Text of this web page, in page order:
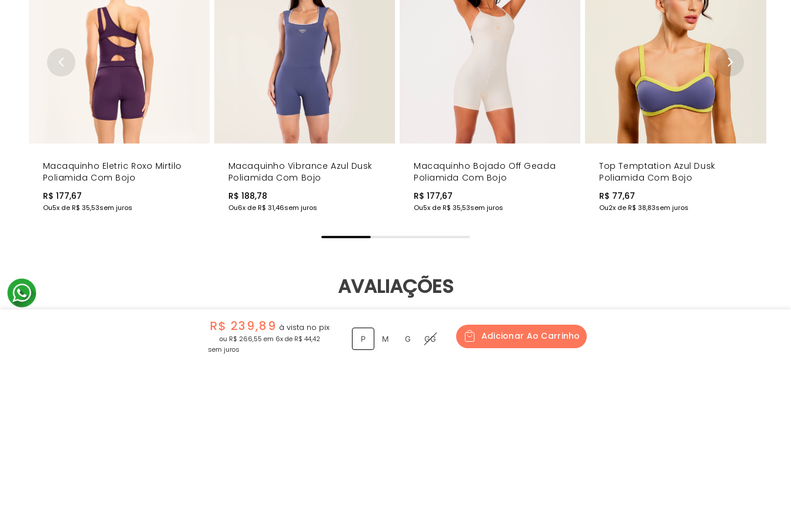
Modelagem que realça e valoriza o corpo
Alças largas que oferecem sustentação máxima
Design ousado que destaca e traz sofisticação
Alças cruzadas que trazem conforto e elegância
Cintura alta que oferece sustentação e conforto
Qualidade e durabilidade garantidas
Elegância e performance em uma única peça
Combinações Ideais
Macacão Impulse Azul Dusk
combina perfeitamente com tênis esportivos para um look casual sofisticado, ou com sandálias elegantes para eventos mais formais. Use com um
casaco leve ou jaqueta para composições ainda mais elegantes. Ideal para academia, treinos funcionais, yoga, pilates, eventos casuais e qualquer momento que exija destaque e
R$ 239,89
ou R$ 266,55 em 6x de R$ 44,42
sem juros
P M G GG Adicionar Ao Carrinho
Macaquinho Eletric Roxo Mirtilo
Poliamida Com Bojo
R$ 177,67
Ou5x deR$ 35,53sem juros
Macaquinho Vibrance Azul Dusk
Poliamida Com Bojo
R$ 188,78
Ou6x deR$ 31,46sem juros
Macaquinho Bojado Off Geada
Poliamida Com Bojo
R$ 177,67
Ou5x deR$ 35,53sem juros
Top Temptation Azul Dusk
Poliamida Com Bojo
R$ 77,67
Ou2x deR$ 38,83sem juros
AVALIAÇÕES